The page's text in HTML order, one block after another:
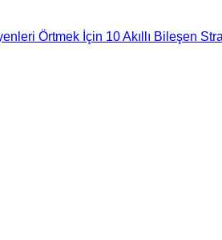
Örtmek İçin 10 Akıllı Bileşen